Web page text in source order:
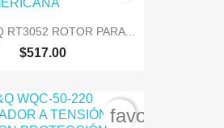
RT3052 ROTOR PARA...
$517.00